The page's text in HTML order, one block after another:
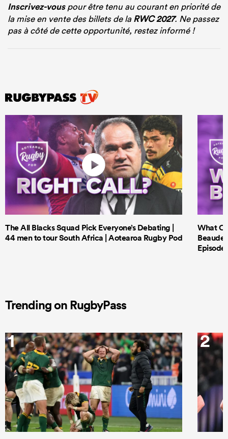
Inscrivez-vouspour être tenu au courant en priorité de
la mise en vente des billets de laRWC 2027. Ne passez
pas à côté de cette opportunité, restez informé !
The All Blacks Squad Pick Everyone’s Debating |
44 men to tour South Africa | Aotearoa Rugby Pod
What
Episode
Trending on RugbyPass
1 2